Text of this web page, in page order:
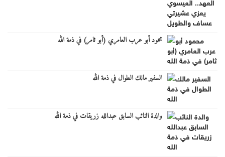
محمود أبو عرب العامري (أبو ثامر) في ذمة الله
السفير مالك الطوال في ذمة الله
والدة النائب السابق عبدالله زريقات في ذمة الله